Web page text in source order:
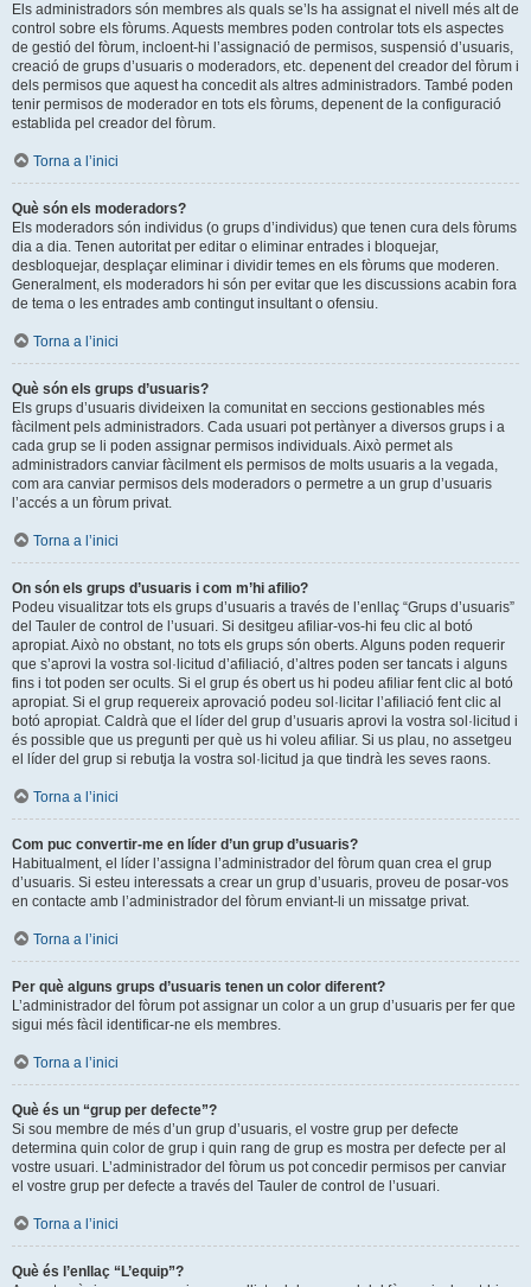
Els administradors són membres als quals se’ls ha assignat el nivell més alt de
control sobre els fòrums. Aquests membres poden controlar tots els aspectes
de gestió del fòrum, incloent-hi l’assignació de permisos, suspensió d’usuaris,
creació de grups d’usuaris o moderadors, etc. depenent del creador del fòrum i
dels permisos que aquest ha concedit als altres administradors. També poden
tenir permisos de moderador en tots els fòrums, depenent de la configuració
establida pel creador del fòrum.
Torna a l’inici
Què són els moderadors?
Els moderadors són individus (o grups d’individus) que tenen cura dels fòrums
dia a dia. Tenen autoritat per editar o eliminar entrades i bloquejar,
desbloquejar, desplaçar eliminar i dividir temes en els fòrums que moderen.
Generalment, els moderadors hi són per evitar que les discussions acabin fora
de tema o les entrades amb contingut insultant o ofensiu.
Torna a l’inici
Què són els grups d’usuaris?
Els grups d’usuaris divideixen la comunitat en seccions gestionables més
fàcilment pels administradors. Cada usuari pot pertànyer a diversos grups i a
cada grup se li poden assignar permisos individuals. Això permet als
administradors canviar fàcilment els permisos de molts usuaris a la vegada,
com ara canviar permisos dels moderadors o permetre a un grup d’usuaris
l’accés a un fòrum privat.
Torna a l’inici
On són els grups d’usuaris i com m’hi afilio?
Podeu visualitzar tots els grups d’usuaris a través de l’enllaç “Grups d’usuaris”
del Tauler de control de l’usuari. Si desitgeu afiliar-vos-hi feu clic al botó
apropiat. Això no obstant, no tots els grups són oberts. Alguns poden requerir
que s’aprovi la vostra sol·licitud d’afiliació, d’altres poden ser tancats i alguns
fins i tot poden ser ocults. Si el grup és obert us hi podeu afiliar fent clic al botó
apropiat. Si el grup requereix aprovació podeu sol·licitar l’afiliació fent clic al
botó apropiat. Caldrà que el líder del grup d’usuaris aprovi la vostra sol·licitud i
és possible que us pregunti per què us hi voleu afiliar. Si us plau, no assetgeu
el líder del grup si rebutja la vostra sol·licitud ja que tindrà les seves raons.
Torna a l’inici
Com puc convertir-me en líder d’un grup d’usuaris?
Habitualment, el líder l’assigna l’administrador del fòrum quan crea el grup
d’usuaris. Si esteu interessats a crear un grup d’usuaris, proveu de posar-vos
en contacte amb l’administrador del fòrum enviant-li un missatge privat.
Torna a l’inici
Per què alguns grups d’usuaris tenen un color diferent?
L’administrador del fòrum pot assignar un color a un grup d’usuaris per fer que
sigui més fàcil identificar-ne els membres.
Torna a l’inici
Què és un “grup per defecte”?
Si sou membre de més d’un grup d’usuaris, el vostre grup per defecte
determina quin color de grup i quin rang de grup es mostra per defecte per al
vostre usuari. L’administrador del fòrum us pot concedir permisos per canviar
el vostre grup per defecte a través del Tauler de control de l’usuari.
Torna a l’inici
Què és l’enllaç “L’equip”?